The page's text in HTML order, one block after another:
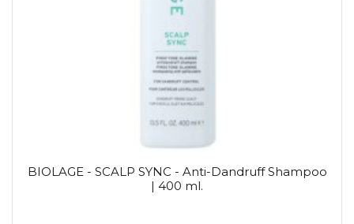
BIOLAGE - SCALP SYNC - Anti-Dandruff Shampoo
| 400 ml.